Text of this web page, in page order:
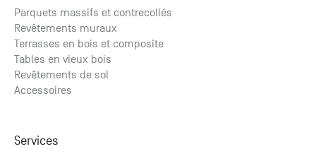
Parquets massifs et contrecollés
Revêtements muraux
Terrasses en bois et composite
Tables en vieux bois
Revêtements de sol
Accessoires
Services